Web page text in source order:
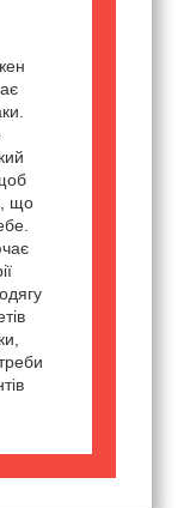
що